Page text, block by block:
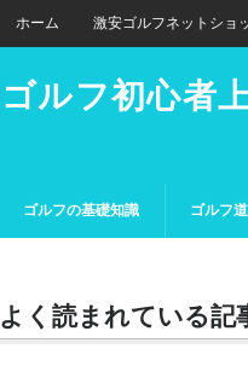
ゴルフ初心者
よく読まれている記
ホーム 激安ゴルフネットショ
ゴルフの基礎知識 ゴルフ